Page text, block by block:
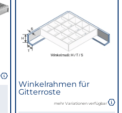
Winkelrahmen für
Gitterroste
mehr Variationen verfügbar